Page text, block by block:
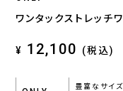
ワンタックストレッチ
¥ 12,100 (税込)
豊富なサイ